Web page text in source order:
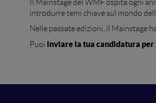
Il Mainstage del WMF ospita ogni
introdurre temi chiave sul mondo
Nelle passate edizioni, il Mainstage
Puoi inviare la tua candidatura per